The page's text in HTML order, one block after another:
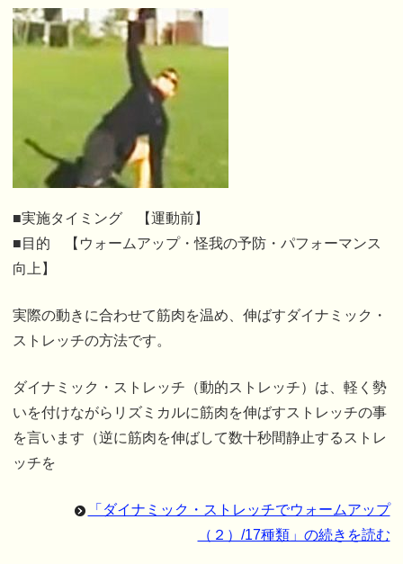
■実施タイミング 【運動前】
■目的 【ウォームアップ・怪我の予防・パフォーマンス
向上】
実際の動きに合わせて筋肉を温め、伸ばすダイナミック・
ストレッチの方法です。
ダイナミック・ストレッチ（動的ストレッチ）は、軽く勢
いを付けながらリズミカルに筋肉を伸ばすストレッチの事
を言います （逆に筋肉を伸ばして数十秒間静止するストレ
ッチを
「ダイナミック・ストレッチでウォームアップ
（２）/17種類」の続きを読む